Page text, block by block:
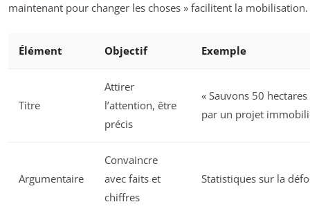
maintenant pour changer les choses » facilitent la mobilisation.
Élément Objectif Exemple
Titre
Attirer
l’attention, être
précis
« Sauvons 50
par un projet
Argumentaire
Convaincre
avec faits et
chiffres
Statistiques sur la